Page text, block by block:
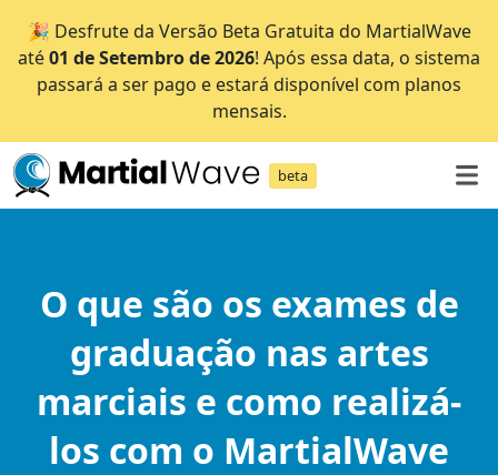
🎉 Desfrute da Versão Beta Gratuita do MartialWave
até01 de Setembro de 2026! Após essa data, o sistema
passará a ser pago e estará disponível com planos
mensais.
beta
O que são os exames de
graduação nas artes
marciais e como realizá-
los com o MartialWave